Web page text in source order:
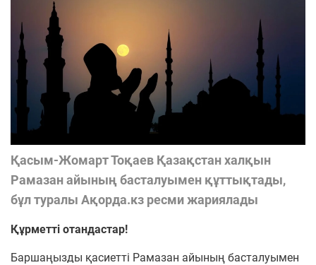
Қасым-Жомарт Тоқаев Қазақстан халқын
Рамазан айының басталуымен құттықтады,
бұл туралы Ақорда.кз ресми жариялады
Құрметті отандастар!
Баршаңызды қасиетті Рамазан айының басталуымен